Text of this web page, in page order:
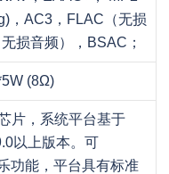
，AC3，FLAC（无损
损音频），BSAC；
(8Ω)
片，系统平台基于
以上版本。可
功能，平台具有标准